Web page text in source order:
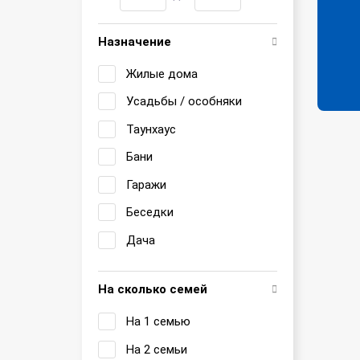
Назначение
Жилые дома
Усадьбы / особняки
Таунхаус
Бани
Гаражи
Беседки
Дача
На сколько семей
На 1 семью
На 2 семьи